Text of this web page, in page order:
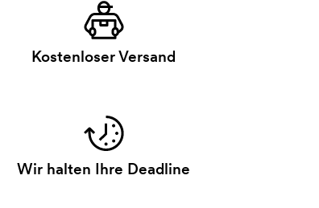
Kostenloser Versand
Wir halten Ihre Deadline